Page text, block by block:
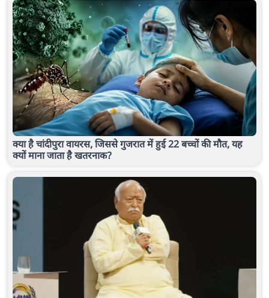
क्या है चांदीपुरा वायरस, जिससे गुजरात में हुई 22 बच्चों की मौत, यह
क्यों माना जाता है खतरनाक?